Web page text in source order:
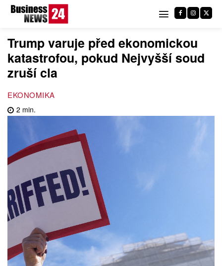
Trump varuje před ekonomickou
katastrofou, pokud Nejvyšší soud
zruší cla
EKONOMIKA
2 min.